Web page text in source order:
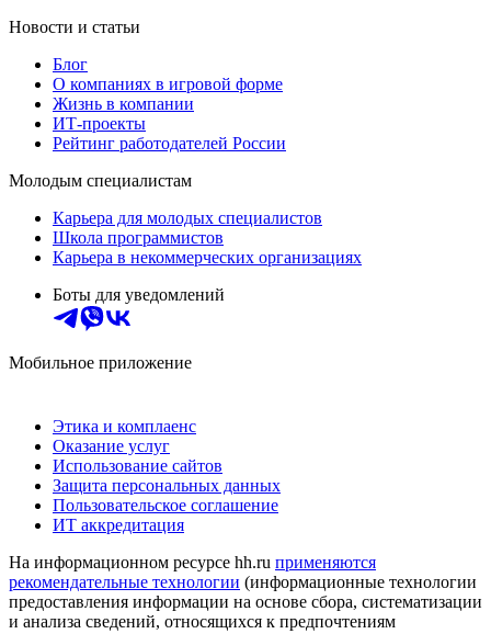
Новости и статьи
Блог
О компаниях в игровой форме
Жизнь в компании
ИТ-проекты
Рейтинг работодателей России
Молодым специалистам
Карьера для молодых специалистов
Школа программистов
Карьера в некоммерческих организациях
Боты для уведомлений
Мобильное приложение
Этика и комплаенс
Оказание услуг
Использование сайтов
Защита персональных данных
Пользовательское соглашение
ИТ аккредитация
На информационном ресурсе hh.ru применяются
рекомендательные технологии (информационные технологии
предоставления информации на основе сбора, систематизации
и анализа сведений, относящихся к предпочтениям